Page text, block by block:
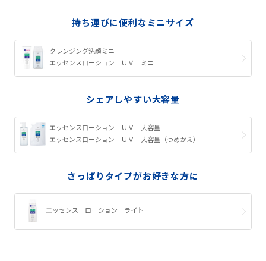
持ち運びに便利なミニサイズ
クレンジング洗顔ミニ
エッセンスローション ＵＶ ミニ
シェアしやすい大容量
エッセンスローション ＵＶ 大容量
エッセンスローション ＵＶ 大容量（つめかえ）
さっぱりタイプがお好きな方に
エッセンス ローション ライト